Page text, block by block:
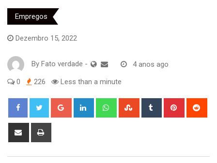
Empregos
Dezembro 15, 2022
By Fato verdade - 4 anos ago
0 226 Less than a minute
Google+ LinkedIn WhatsappStumbleUpon
Tumblr Pinterest
Share